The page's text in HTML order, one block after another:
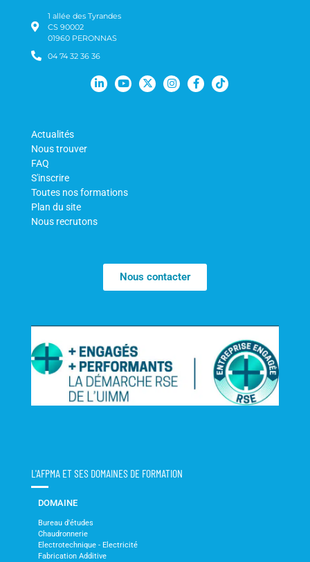
1 allée des Tyrandes
CS 90002
01960 PERONNAS
04 74 32 36 36
Actualités
Nous trouver
FAQ
S'inscrire
Toutes nos formations
Plan du site
Nous recrutons
Nous contacter
L'AFPMA ET SES DOMAINES DE FORMATION
DOMAINE
Bureau d'études
Chaudronnerie
Electrotechnique - Electricité
Fabrication Additive